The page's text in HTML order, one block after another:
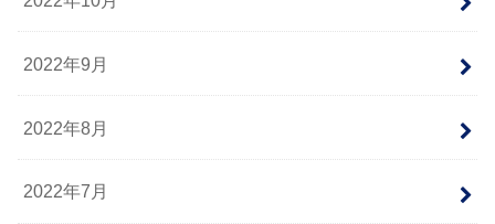
2022年9月
2022年8月
2022年7月